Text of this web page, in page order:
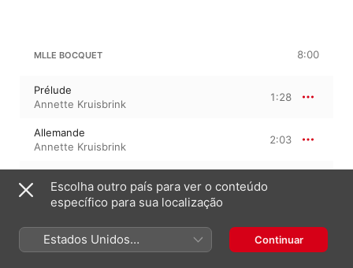
MLLE BOCQUET 8:00
Prélude
Annette Kruisbrink
1:28
Allemande
Annette Kruisbrink
2:03
Annette Kruisbrink
Annette Kruisbrink
1:55
Escolha outro país para ver o conteúdo
específico para sua localização
Estados Unidos
(Português Brasil)
Continuar